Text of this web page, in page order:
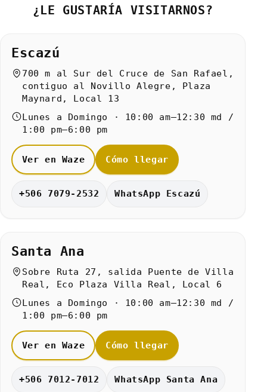
¿LE GUSTARÍA VISITARNOS?
Escazú
700 m al Sur del Cruce de San Rafael,
contiguo al Novillo Alegre, Plaza
Maynard, Local 13
Lunes a Domingo · 10:00 am–12:30 md /
1:00 pm–6:00 pm
Ver en Waze Cómo llegar
+506 7079-2532 WhatsApp Escazú
Santa Ana
Sobre Ruta 27, salida Puente de Villa
Real, Eco Plaza Villa Real, Local 6
Lunes a Domingo · 10:00 am–12:30 md /
1:00 pm–6:00 pm
Ver en Waze Cómo llegar
+506 7012-7012 WhatsApp Santa Ana